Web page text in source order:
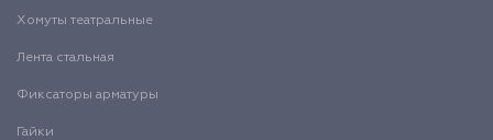
Хомуты театральные
Лента стальная
Фиксаторы арматуры
Гайки